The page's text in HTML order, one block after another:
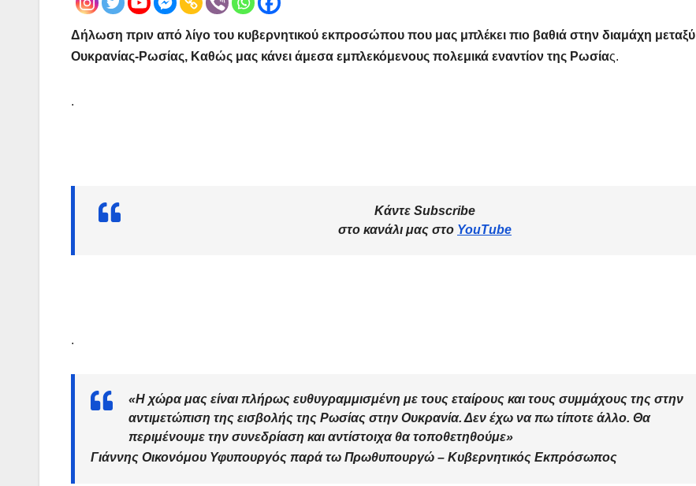
Δήλωση πριν από λίγο του κυβερνητικού εκπροσώπου που μας μπλέκει πιο βαθιά στην διαμάχη μεταξύ
Ουκρανίας-Ρωσίας, Καθώς μας κάνει άμεσα εμπλεκόμενους πολεμικά εναντίον της Ρωσίας.
.
Κάντε Subscribe
στο κανάλι μας στο YouTube
.
«Η χώρα μας είναι πλήρως ευθυγραμμισμένη με τους εταίρους και τους συμμάχους της στην
αντιμετώπιση της εισβολής της Ρωσίας στην Ουκρανία. Δεν έχω να πω τίποτε άλλο. Θα
περιμένουμε την συνεδρίαση και αντίστοιχα θα τοποθετηθούμε»
Γιάννης Οικονόμου Υφυπουργός παρά τω Πρωθυπουργώ – Κυβερνητικός Εκπρόσωπος